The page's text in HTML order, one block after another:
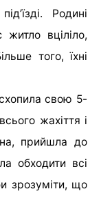
Родині
вціліло,
того, їхні
свою 5-
жахіття і
прийшла до
обходити всі
зрозуміти, що